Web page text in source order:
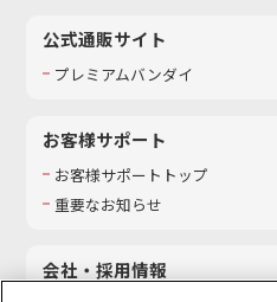
公式通販サイト
プレミアムバンダイ
お客様サポート
お客様サポートトップ
重要なお知らせ
会社・採用情報